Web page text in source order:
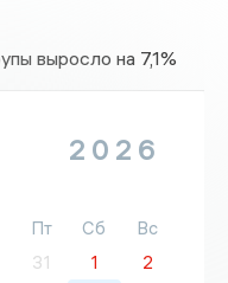
выросло на 7,1%
2026
Пт Сб
Вс
31 1
2